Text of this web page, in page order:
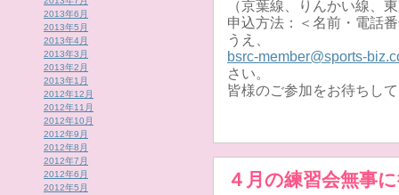
2013年6月
2013年5月
2013年4月
2013年3月
2013年2月
2013年1月
2012年12月
2012年11月
2012年10月
2012年9月
2012年8月
2012年7月
2012年6月
2012年5月
（京葉線、りんかい線、
申込方法：＜名前・電話
うえ、
bsrc-member@sports-
さい。
皆様のご参加をお待ちし
４月の練習会無事